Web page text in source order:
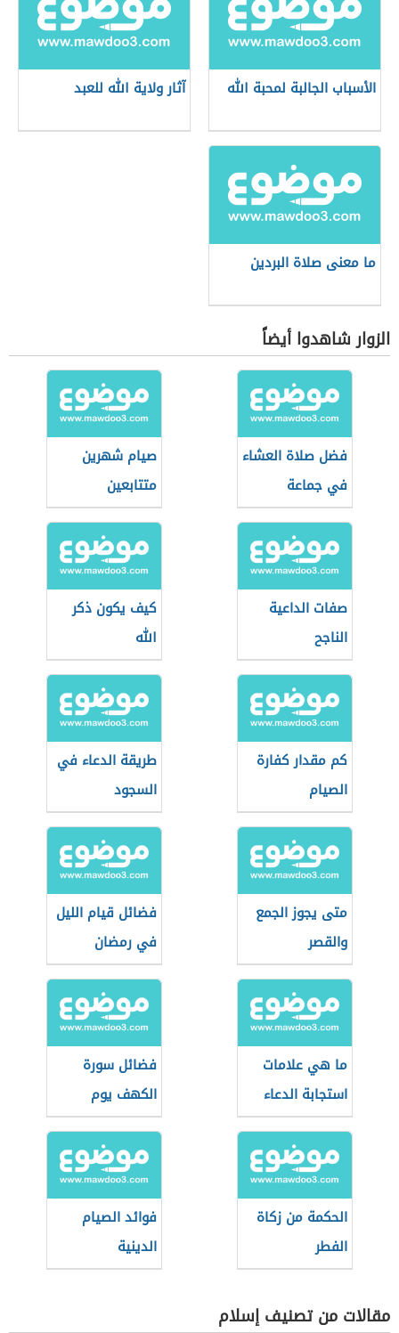
الأسباب الجالبة لمحبة الله آثار ولاية الله للعبد
ما معنى صلاة البردين
الزوار شاهدوا أيضاً
فضل صلاة العشاء
في جماعة
صيام شهرين
متتابعين
صفات الداعية
الناجح
كيف يكون ذكر
الله
كم مقدار كفارة
الصيام
طريقة الدعاء في
السجود
متى يجوز الجمع
والقصر
فضائل قيام الليل
في رمضان
ما هي علامات
استجابة الدعاء
فضائل سورة
الكهف يوم
الجمعة
الحكمة من زكاة
الفطر
فوائد الصيام
الدينية
مقالات من تصنيف إسلام